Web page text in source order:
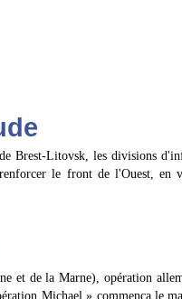
Brest-Litovsk, les divisions
le front de l'Ouest, en
et de la Marne), opération
Michael » commença le